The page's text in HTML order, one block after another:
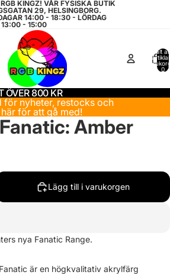
KINGZ! VÅR FYSISKA BUTIK
29, HELSINGBORG.
14:00 - 18:30 - LÖRDAG
13:00 - 15:00
Totalt
0
ÖVER 800 KR
för nyheter, restocks och
för att gå med!
Amber
Lägg till i varukorgen
nya Fanatic Range.
är en högkvalitativ akrylfärg